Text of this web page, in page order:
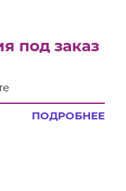
под заказ
ПОДРОБНЕЕ